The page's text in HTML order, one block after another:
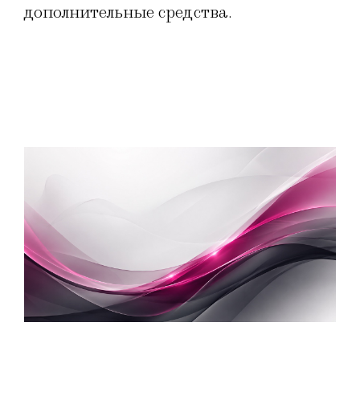
дополнительные средства.